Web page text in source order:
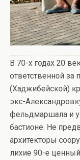
В 70-х годах 20
ответственной за
(Хаджибейской)
экс-
фельдмаршала и
бастионе. Не
архитекторы
лихие 90-е